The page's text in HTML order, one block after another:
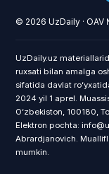
© 2026 UzDaily ·
UzDaily.uz
ruxsati bilan amalga
sifatida davlat
2024 yil 1 aprel.
Oʻzbekiston, 100180,
Elektron pochta:
Abrardjanovich.
mumkin.